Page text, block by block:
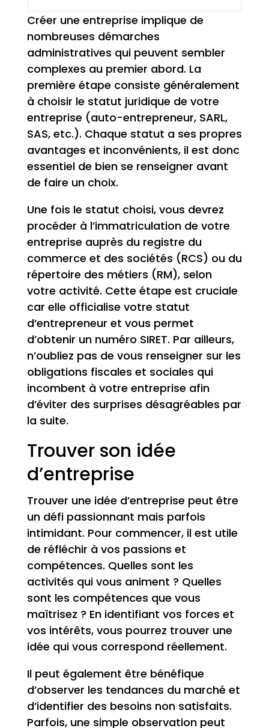
Créer une entreprise implique de
nombreuses démarches
administratives qui peuvent sembler
complexes au premier abord. La
première étape consiste généralement
à choisir le statut juridique de votre
entreprise (auto-entrepreneur, SARL,
SAS, etc.). Chaque statut a ses propres
avantages et inconvénients, il est donc
essentiel de bien se renseigner avant
de faire un choix.
Une fois le statut choisi, vous devrez
procéder à l’immatriculation de votre
entreprise auprès du registre du
commerce et des sociétés (RCS) ou du
répertoire des métiers (RM), selon
votre activité. Cette étape est cruciale
car elle officialise votre statut
d’entrepreneur et vous permet
d’obtenir un numéro SIRET. Par ailleurs,
n’oubliez pas de vous renseigner sur les
obligations fiscales et sociales qui
incombent à votre entreprise afin
d’éviter des surprises désagréables par
la suite.
Trouver son idée
d’entreprise
Trouver une idée d’entreprise peut être
un défi passionnant mais parfois
intimidant. Pour commencer, il est utile
de réfléchir à vos passions et
compétences. Quelles sont les
activités qui vous animent ? Quelles
sont les compétences que vous
maîtrisez ? En identifiant vos forces et
vos intérêts, vous pourrez trouver une
idée qui vous correspond réellement.
Il peut également être bénéfique
d’observer les tendances du marché et
d’identifier des besoins non satisfaits.
Parfois, une simple observation peut